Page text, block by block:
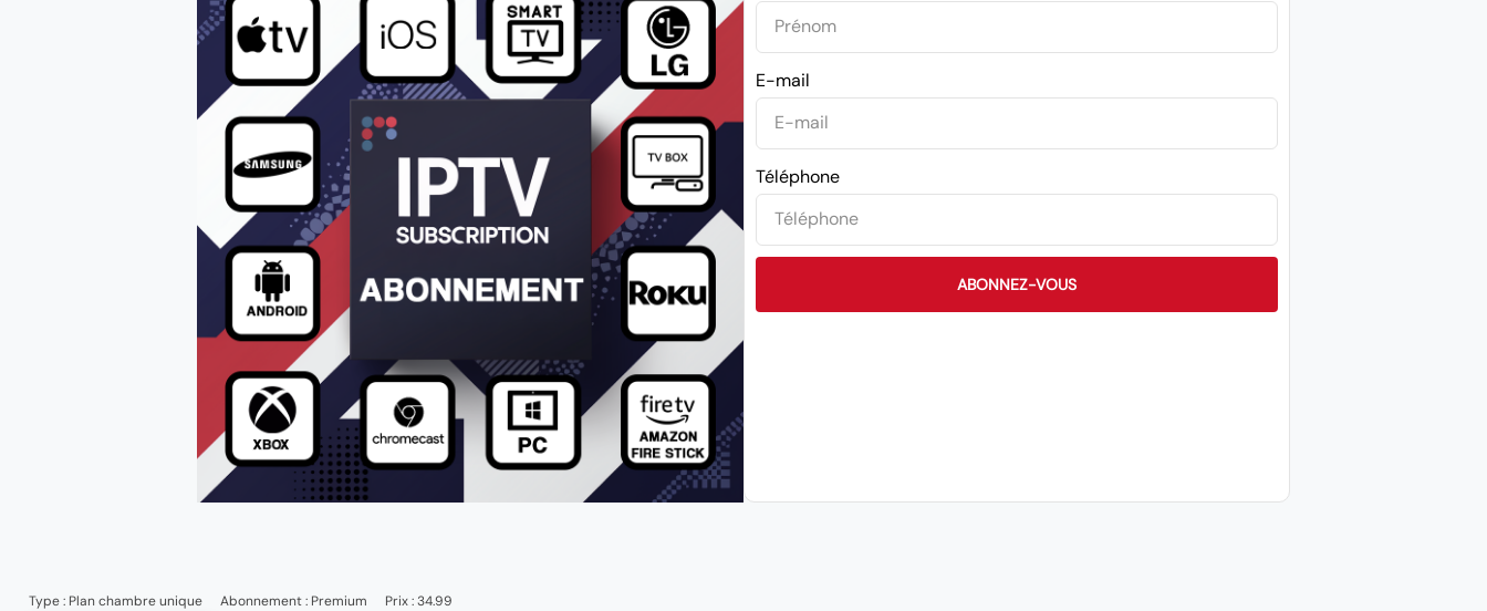
E-mail
Téléphone
ABONNEZ-VOUS
Type : Plan chambre unique Abonnement : Premium Prix : 34.99